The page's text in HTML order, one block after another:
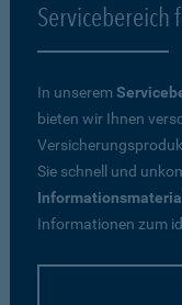
Servicebereich
In unserem
bieten wir Ihnen
Sie schnell und
Informationsmaterial
Informationen zum